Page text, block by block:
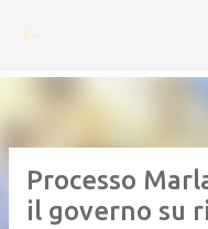
Processo
il governo su